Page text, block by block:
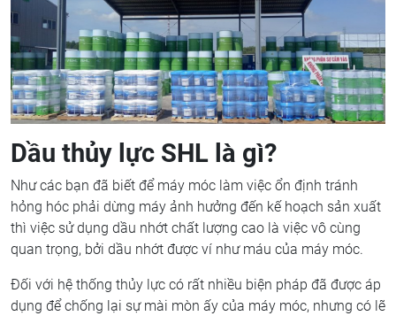
Dầu thủy lực SHL là gì?
Như các bạn đã biết để máy móc làm việc ổn định tránh
hỏng hóc phải dừng máy ảnh hưởng đến kế hoạch sản xuất
thì việc sử dụng dầu nhớt chất lượng cao là việc vô cùng
quan trọng, bởi dầu nhớt được ví như máu của máy móc.
Đối với hệ thống thủy lực có rất nhiều biện pháp đã được áp
dụng để chống lại sự mài mòn ấy của máy móc, nhưng có lẽ